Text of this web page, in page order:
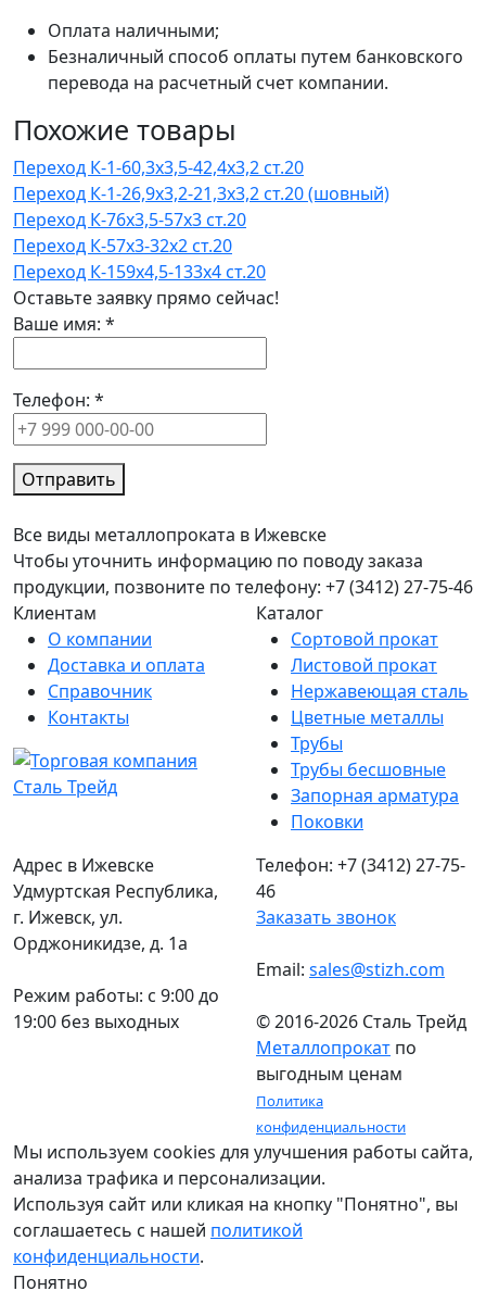
Оплата наличными;
Безналичный способ оплаты путем банковского
перевода на расчетный счет компании.
Похожие товары
Переход К-1-60,3х3,5-42,4х3,2 ст.20
Переход К-1-26,9х3,2-21,3х3,2 ст.20 (шовный)
Переход К-76х3,5-57х3 ст.20
Переход К-57х3-32х2 ст.20
Переход К-159х4,5-133х4 ст.20
Оставьте заявку прямо сейчас!
Ваше имя: *
Телефон: *
Отправить
Все виды металлопроката в Ижевске
Чтобы уточнить информацию по поводу заказа
продукции, позвоните по телефону: +7 (3412) 27-75-46
Клиентам
О компании
Доставка и оплата
Справочник
Контакты
Каталог
Сортовой прокат
Листовой прокат
Нержавеющая сталь
Цветные металлы
Трубы
Трубы бесшовные
Запорная арматура
Поковки
Адрес в Ижевске
Удмуртская Республика,
г. Ижевск, ул.
Орджоникидзе, д. 1а
Режим работы: c 9:00 до
19:00 без выходных
Телефон: +7 (3412) 27-75-
46
Заказать звонок
Email: sales@stizh.com
© 2016-2026 Сталь Трейд
Металлопрокат по
выгодным ценам
Политика
конфиденциальности
Мы используем cookies для улучшения работы сайта,
анализа трафика и персонализации.
Используя сайт или кликая на кнопку "Понятно", вы
соглашаетесь с нашей политикой
конфиденциальности.
Понятно